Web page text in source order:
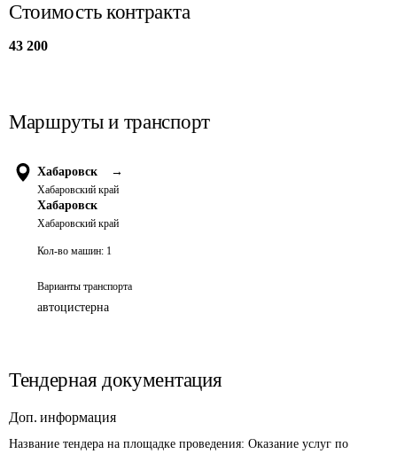
Стоимость контракта
43 200
Маршруты и транспорт
Хабаровск →
Хабаровский край
Хабаровск
Хабаровский край
Кол-во машин: 1
Варианты транспорта
автоцистерна
Тендерная документация
Доп. информация
Название тендера на площадке проведения: Оказание услуг по